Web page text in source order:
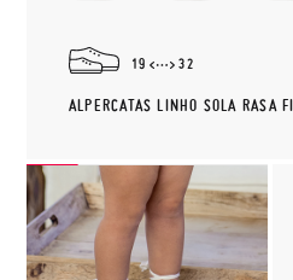
19 32
ALPERCATAS LINHO SOLA RASA